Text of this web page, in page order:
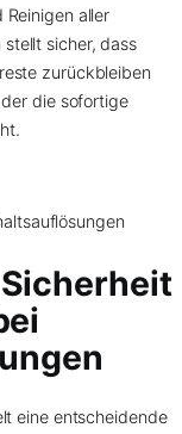
Reinigen aller
sicher, dass
zurückbleiben
die sofortige
eine entscheidende